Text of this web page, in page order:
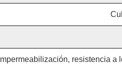
Impermeabilización, resistencia